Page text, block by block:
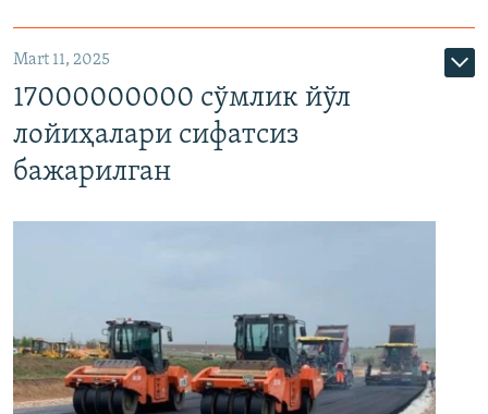
Mart 11, 2025
17000000000 сўмлик йўл
лойиҳалари сифатсиз
бажарилган